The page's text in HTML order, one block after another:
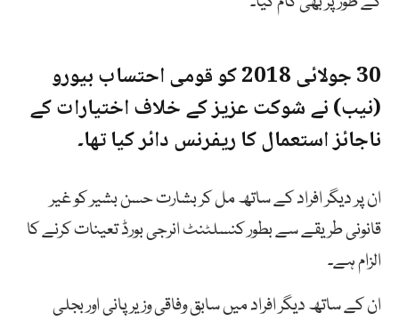
30 جولائی 2018 کو قومی احتساب بیورو
(نیب) نے شوکت عزیز کے خلاف اختیارات کے
ناجائز استعمال کا ریفرنس دائر کیا تھا۔
ان پر دیگر افراد کے ساتھ مل کر بشارت حسن بشیر کو غیر
قانونی طریقے سے بطور کنسلٹنٹ انرجی بورڈ تعینات کرنے کا
الزام ہے۔
ان کے ساتھ دیگر افراد میں سابق وفاقی وزیر پانی اور بجلی